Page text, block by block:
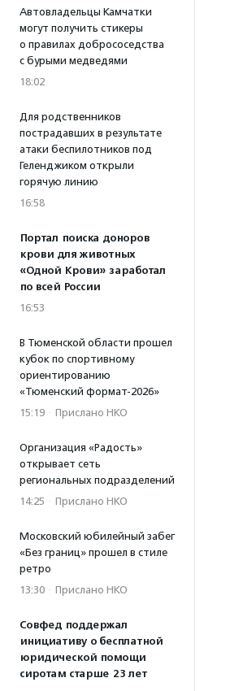
Автовладельцы Камчатки
могут получить стикеры
о правилах добрососедства
с бурыми медведями
18:02
Для родственников
пострадавших в результате
атаки беспилотников под
Геленджиком открыли
горячую линию
16:58
Портал поиска доноров
крови для животных
«Одной Крови» заработал
по всей России
16:53
В Тюменской области прошел
кубок по спортивному
ориентированию
«Тюменский формат-2026»
15:19 · Прислано НКО
Организация «Радость»
открывает сеть
региональных подразделений
14:25 · Прислано НКО
Московский юбилейный забег
«Без границ» прошел в стиле
ретро
13:30 · Прислано НКО
Совфед поддержал
инициативу о бесплатной
юридической помощи
сиротам старше 23 лет